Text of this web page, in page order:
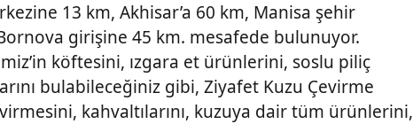
13 km, Akhisar’a 60 km, Manisa şehir
girişine 45 km. mesafede bulunuyor.
köftesini, ızgara et ürünlerini, soslu piliç
bulabileceğiniz gibi, Ziyafet Kuzu Çevirme
kahvaltılarını, kuzuya dair tüm ürünlerini,